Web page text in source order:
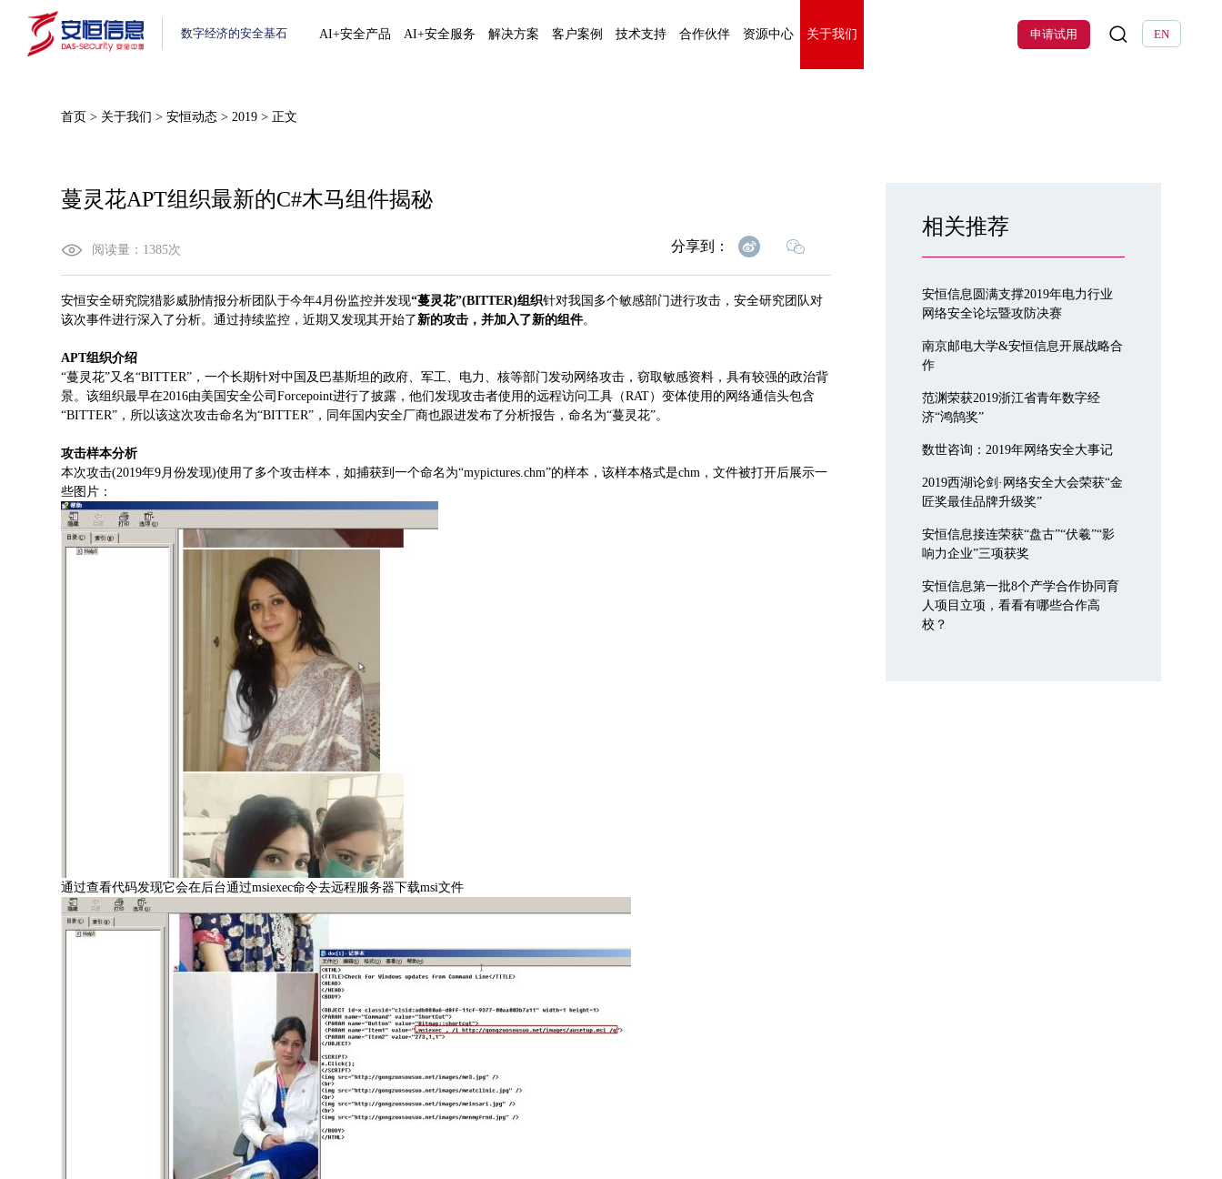
数字经济的安全基石 AI+安全产品 AI+安全服务 解决方案 客户案例 技术支持 合作伙伴 资源中心 关于我们 EN
申请试用
首页 > 关于我们 >安恒动态 >2019 > 正文
蔓灵花APT组织最新的C#木马组件揭秘
阅读量： 1385次 分享到：
安恒安全研究院猎影威胁情报分析团队于今年4月份监控并发现“蔓灵花”(BITTER)组织针对我国多个敏感部门进行攻击，安全研究团队对
该次事件进行深入了分析。通过持续监控，近期又发现其开始了 新的攻击，并加入了新的组件。
APT组织介绍
“蔓灵花”又名“BITTER”，一个长期针对中国及巴基斯坦的政府、军工、电力、核等部门发动网络攻击，窃取敏感资料，具有较强的政治背
景。该组织最早在2016由美国安全公司Forcepoint进行了披露，他们发现攻击者使用的远程访问工具（RAT）变体使用的网络通信头包含
“BITTER”，所以该这次攻击命名为“BITTER”，同年国内安全厂商也跟进发布了分析报告，命名为“蔓灵花”。
攻击样本分析
本次攻击(2019年9月份发现)使用了多个攻击样本，如捕获到一个命名为“mypictures.chm”的样本，该样本格式是chm，文件被打开后展示一
些图片：
通过查看代码发现它会在后台通过msiexec命令去远程服务器下载msi文件
相关推荐
安恒信息圆满支撑2019年电力行业
网络安全论坛暨攻防决赛
南京邮电大学&安恒信息开展战略合
作
范渊荣获2019浙江省青年数字经
济“鸿鹄奖”
数世咨询：2019年网络安全大事记
2019西湖论剑·网络安全大会荣获“金
匠奖最佳品牌升级奖”
安恒信息接连荣获“盘古”“伏羲”“影
响力企业”三项获奖
安恒信息第一批8个产学合作协同育
人项目立项，看看有哪些合作高
校？